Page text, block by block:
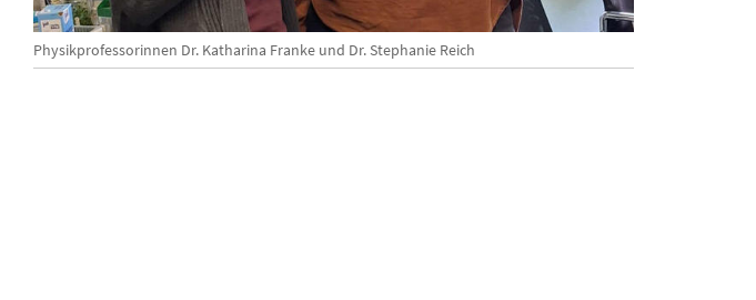
Physikprofessorinnen Dr. Katharina Franke und Dr. Stephanie Reich